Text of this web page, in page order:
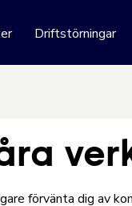
Driftstörningar
förvänta dig av